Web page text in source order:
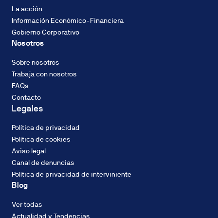
TIN,
con
sistema
francés
de
cuotas
constantes.
tipo
de
interés
podrá
ser
fijo
variable
ENERGÉTICA
Consumo de
energía: A
CALIFICACIÓN
ENERGÉTICA
Emisiones
(CO2): A
DOMUM
La acción
Información Económico-Financiera
Gobierno Corporativo
Nosotros
Sobre nosotros
Trabaja con nosotros
FAQs
Contacto
Legales
Política de privacidad
Política de cookies
Aviso legal
Canal de denuncias
Política de privacidad de interviniente
Blog
Ver todas
Actualidad y Tendencias